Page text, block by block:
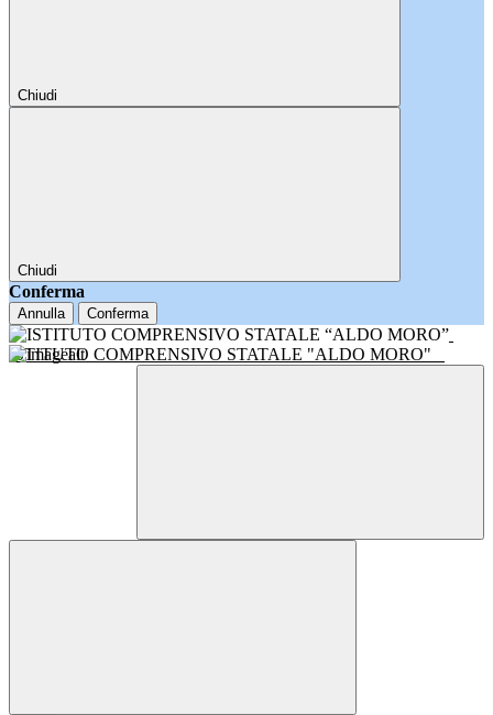
Chiudi
Chiudi
Conferma
Annulla Conferma
ISTITUTO COMPRENSIVO STATALE "ALDO MORO"